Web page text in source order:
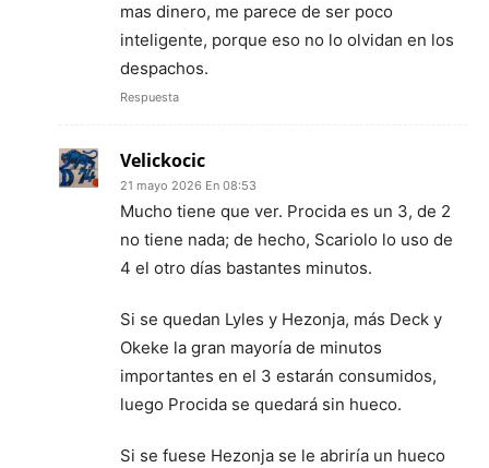
mas dinero, me parece de ser poco
inteligente, porque eso no lo olvidan en los
despachos.
Respuesta
Velickocic
21 mayo 2026 En 08:53
Mucho tiene que ver. Procida es un 3, de 2
no tiene nada; de hecho, Scariolo lo uso de
4 el otro días bastantes minutos.
Si se quedan Lyles y Hezonja, más Deck y
Okeke la gran mayoría de minutos
importantes en el 3 estarán consumidos,
luego Procida se quedará sin hueco.
Si se fuese Hezonja se le abriría un hueco